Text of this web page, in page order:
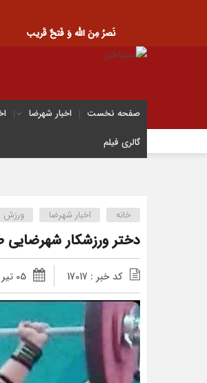
نَصرُ مِنَ الله وَ فَتحٌ قَریب
صفحه نخست اخبار شهرضا
گالری فیلم
خانه اخبار شهرضا ورزش
دختر ورزشکار شهرضایی
کد خبر : 17017 05 تیر 1402 - 9:52